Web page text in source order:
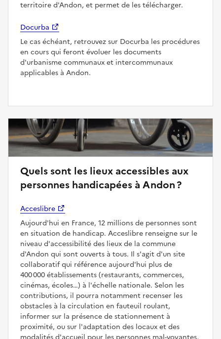
territoire d'Andon, et permet de les télécharger.
Docurba
Le cas échéant, retrouvez sur Docurba les procédures
en cours qui feront évoluer les documents
d'urbanisme communaux et intercommunaux
applicables à Andon.
Quels sont les lieux accessibles aux
personnes handicapées à Andon ?
Acceslibre
Aujourd'hui en France, 12 millions de personnes sont
en situation de handicap. Acceslibre renseigne sur le
niveau d'accessibilité des lieux de la commune
d'Andon qui sont ouverts à tous. Il s'agit d'un site
collaboratif qui référence aujourd'hui plus de
400 000 établissements (restaurants, commerces,
cinémas, écoles…) à l'échelle nationale. Selon les
contributions, il pourra notamment recenser les
obstacles à la circulation en fauteuil roulant,
informer sur la présence de stationnement à
proximité, ou sur l'adaptation des locaux et des